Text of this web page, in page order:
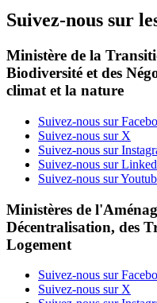
Suivez-nous sur
Ministère de la
Biodiversité et des
climat et la nature
Suivez-nous sur
Suivez-nous sur X
Suivez-nous sur
Suivez-nous sur
Suivez-nous sur
Ministères de
Décentralisation, des
Logement
Suivez-nous sur
Suivez-nous sur X